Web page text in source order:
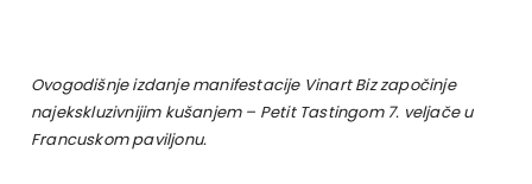
Ovogodišnje izdanje manifestacije Vinart Biz započinje
najekskluzivnijim kušanjem – Petit Tastingom 7. veljače u
Francuskom paviljonu.